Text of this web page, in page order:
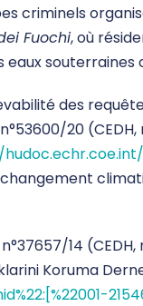
criminels
Fuochi, où
des
20
14 (CEDH,
Koruma